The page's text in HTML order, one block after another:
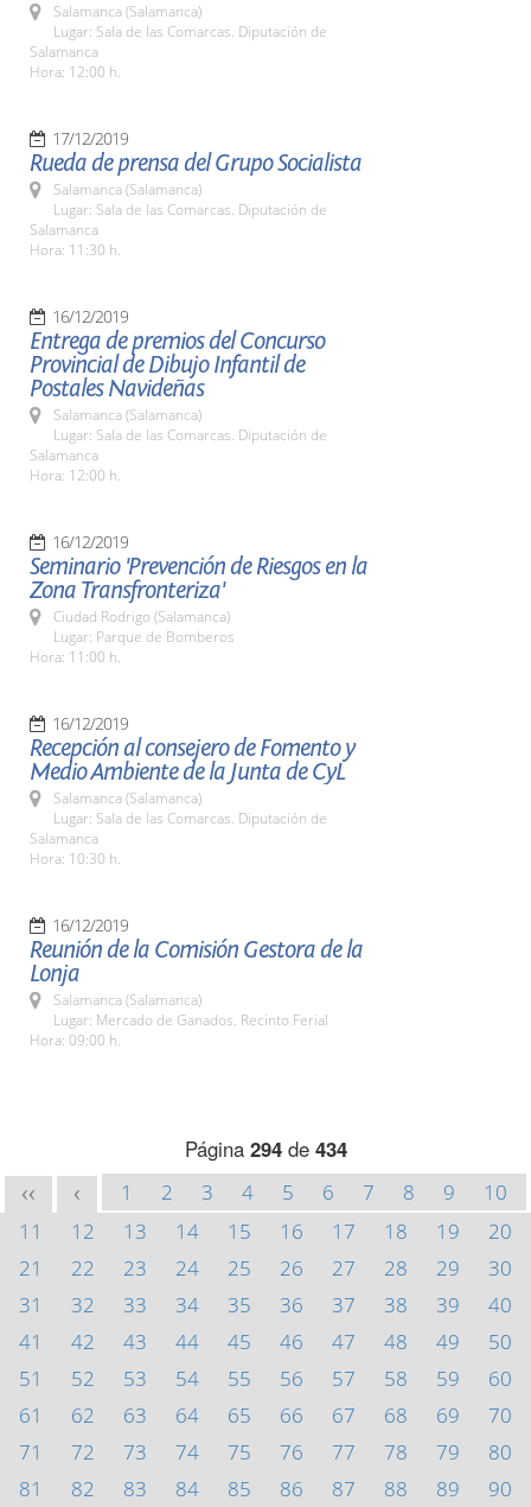
Salamanca (Salamanca)
Lugar: Sala de las Comarcas. Diputación de
Salamanca
Hora: 12:00 h.
17/12/2019
Rueda de prensa del Grupo Socialista
Salamanca (Salamanca)
Lugar: Sala de las Comarcas. Diputación de
Salamanca
Hora: 11:30 h.
16/12/2019
Entrega de premios del Concurso
Provincial de Dibujo Infantil de
Postales Navideñas
Salamanca (Salamanca)
Lugar: Sala de las Comarcas. Diputación de
Salamanca
Hora: 12:00 h.
16/12/2019
Seminario 'Prevención de Riesgos en la
Zona Transfronteriza'
Ciudad Rodrigo (Salamanca)
Lugar: Parque de Bomberos
Hora: 11:00 h.
16/12/2019
Recepción al consejero de Fomento y
Medio Ambiente de la Junta de CyL
Salamanca (Salamanca)
Lugar: Sala de las Comarcas. Diputación de
Salamanca
Hora: 10:30 h.
16/12/2019
Reunión de la Comisión Gestora de la
Lonja
Salamanca (Salamanca)
Lugar: Mercado de Ganados. Recinto Ferial
Hora: 09:00 h.
Página 294de 434
<< < 1 2 3 4 5 6 7 8 9
10
11
12 13 14 15 16 17 18 19
20
21
22 23 24 25 26 27 28 29
30
31
32 33 34 35 36 37 38 39
40
41
42 43 44 45 46 47 48 49
50
51
52 53 54 55 56 57 58 59
60
61
62 63 64 65 66 67 68 69
70
71
72 73 74 75 76 77 78 79
80
81
82 83 84 85 86 87 88 89
90